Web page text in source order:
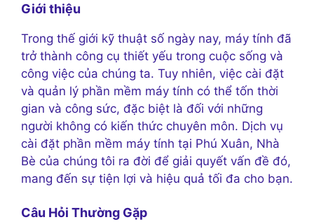
Giới thiệu
Trong thế giới kỹ thuật số ngày nay, máy tính đã
trở thành công cụ thiết yếu trong cuộc sống và
công việc của chúng ta. Tuy nhiên, việc cài đặt
và quản lý phần mềm máy tính có thể tốn thời
gian và công sức, đặc biệt là đối với những
người không có kiến thức chuyên môn. Dịch vụ
cài đặt phần mềm máy tính tại Phú Xuân, Nhà
Bè của chúng tôi ra đời để giải quyết vấn đề đó,
mang đến sự tiện lợi và hiệu quả tối đa cho bạn.
Câu Hỏi Thường Gặp